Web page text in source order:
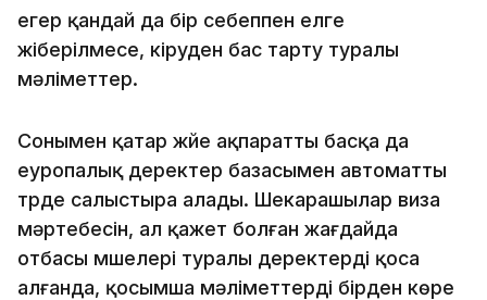
егер қандай да бір себеппен елге
жіберілмесе, кіруден бас тарту туралы
мәліметтер.
Сонымен қатар жүйе ақпаратты басқа да
еуропалық деректер базасымен автоматты
түрде салыстыра алады. Шекарашылар виза
мәртебесін, ал қажет болған жағдайда
отбасы мүшелері туралы деректерді қоса
алғанда, қосымша мәліметтерді бірден көре